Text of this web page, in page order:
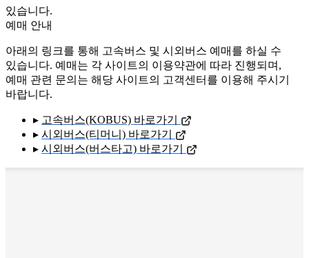
있습니다.
예매 안내
아래의 링크를 통해 고속버스 및 시외버스 예매를 하실 수
있습니다. 예매는 각 사이트의 이용약관에 따라 진행되며,
예매 관련 문의는 해당 사이트의 고객센터를 이용해 주시기
바랍니다.
▸ 고속버스(KOBUS) 바로가기
▸ 시외버스(티머니) 바로가기
▸ 시외버스(버스타고) 바로가기